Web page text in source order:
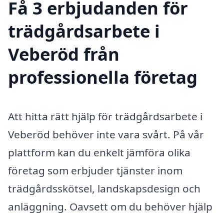
Få 3 erbjudanden för
trädgårdsarbete i
Veberöd från
professionella företag
Att hitta rätt hjälp för trädgårdsarbete i
Veberöd behöver inte vara svårt. På vår
plattform kan du enkelt jämföra olika
företag som erbjuder tjänster inom
trädgårdsskötsel, landskapsdesign och
anläggning. Oavsett om du behöver hjälp